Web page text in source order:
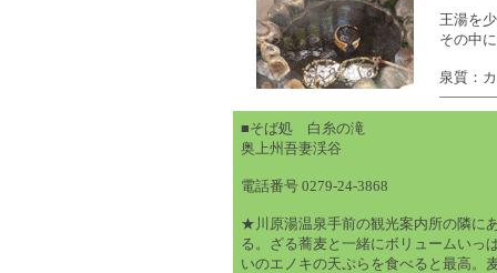
王湯を
その中
泉質：
■そば処 白糸の滝
奥上州吾妻渓谷
電話番号 0279-24-3868
★川原湯温泉手前の観光案内所の隣に
る。ざる蕎麦と一緒にボリュームいっ
いのエノキの天ぷらを食べると最高。